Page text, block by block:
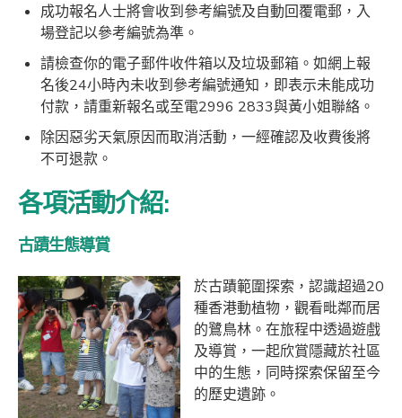
成功報名人士將會收到參考編號及自動回覆電郵，入
場登記以參考編號為準。
請檢查你的電子郵件收件箱以及垃圾郵箱。如網上報
名後24小時內未收到參考編號通知，即表示未能成功
付款，請重新報名或至電2996 2833與黃小姐聯絡。
除因惡劣天氣原因而取消活動，一經確認及收費後將
不可退款。
各項活動介紹:
古蹟生態導賞
於古蹟範圍探索，認識超過20
種香港動植物，觀看毗鄰而居
的鷺鳥林。在旅程中透過遊戲
及導賞，一起欣賞隱藏於社區
中的生態，同時探索保留至今
的歷史遺跡。